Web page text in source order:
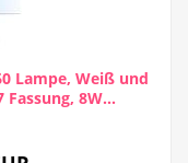
Lampe, Weiß und
Fassung, 8W...